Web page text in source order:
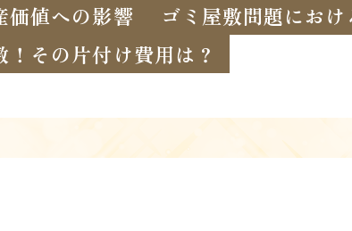
価値への影響
ゴミ屋敷問題にお
その片付け費用は？